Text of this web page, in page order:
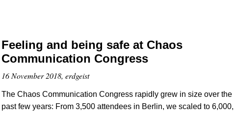
Feeling and being safe at Chaos
Communication Congress
16 November 2018, erdgeist
The Chaos Communication Congress rapidly grew in size over the
past few years: From 3,500 attendees in Berlin, we scaled to 6,000,